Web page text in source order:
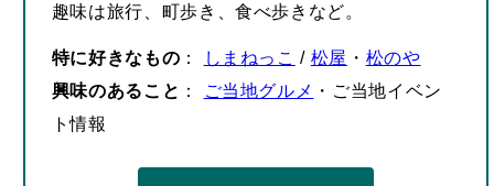
趣味は旅行、町歩き、食べ歩きなど。
特に好きなもの ： しまねっこ / 松屋 ・ 松のや
興味のあること ： ご当地グルメ ・ご当地イベン
ト情報